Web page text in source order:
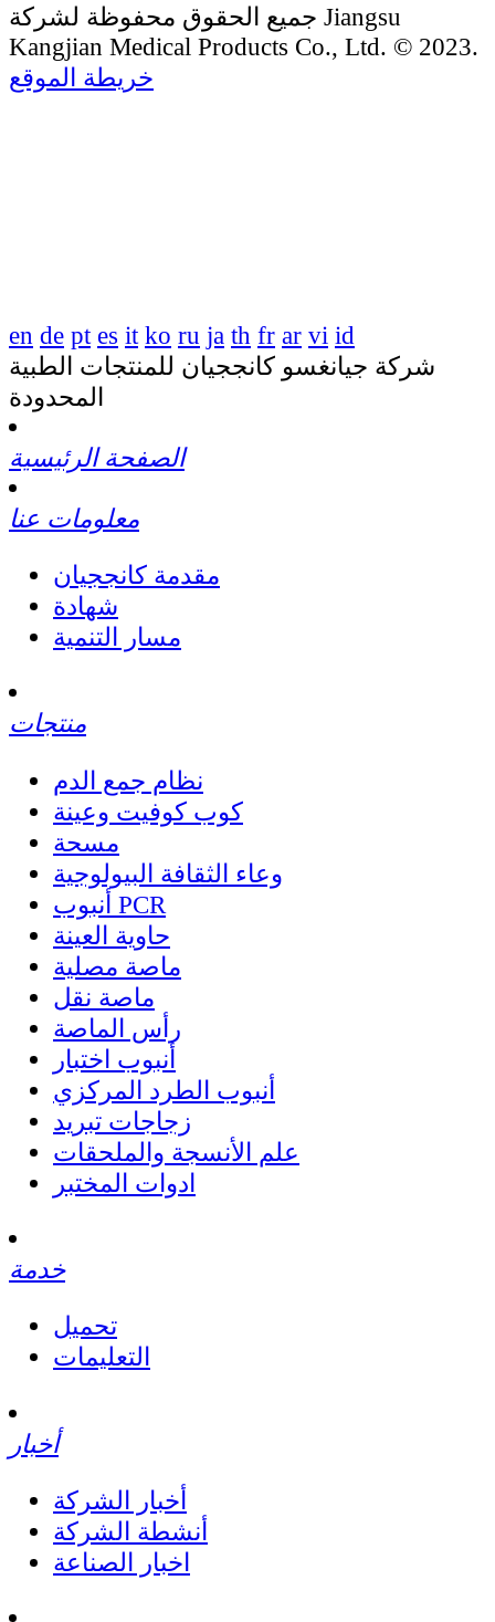
جميع الحقوق محفوظة لشركة Jiangsu
Kangjian Medical Products Co., Ltd. © 2023.
خريطة الموقع
en de pt es it ko ru ja th fr ar vi id
شركة جيانغسو كانججيان للمنتجات الطبية
المحدودة
الصفحة الرئيسية
معلومات عنا
مقدمة كانججيان
شهادة
مسار التنمية
منتجات
نظام جمع الدم
كوب كوفيت وعينة
مسحة
وعاء الثقافة البيولوجية
أنبوب PCR
حاوية العينة
ماصة مصلية
ماصة نقل
رأس الماصة
أنبوب اختبار
أنبوب الطرد المركزي
زجاجات تبريد
علم الأنسجة والملحقات
ادوات المختبر
خدمة
تحميل
التعليمات
أخبار
أخبار الشركة
أنشطة الشركة
اخبار الصناعة